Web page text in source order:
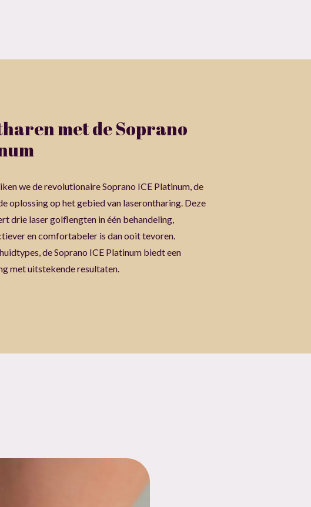
met de Soprano
we de revolutionaire Soprano ICE Platinum, de
oplossing op het gebied van laserontharing. Deze
drie laser golflengten in één behandeling,
en comfortabeler is dan ooit tevoren.
de Soprano ICE Platinum biedt een
met uitstekende resultaten.